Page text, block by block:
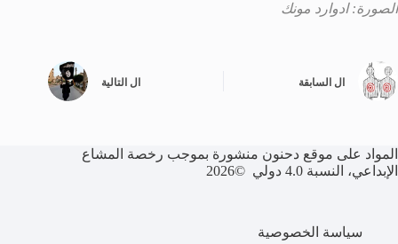
الصورة: ادوارد مونك
ال السابقة ال التالية
المواد على موقع دحنون منشورة بموجب رخصة المشاع
الإبداعي، النسبة 4.0 دولي ©2026
سياسة الخصوصية